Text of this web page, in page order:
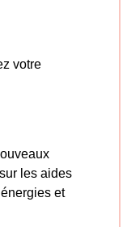
votre
les aides
et